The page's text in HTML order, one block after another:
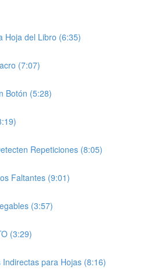
Hoja del Libro (6:35)
(7:07)
Botón (5:28)
Repeticiones (8:05)
Faltantes (9:01)
(3:57)
(3:29)
para Hojas (8:16)